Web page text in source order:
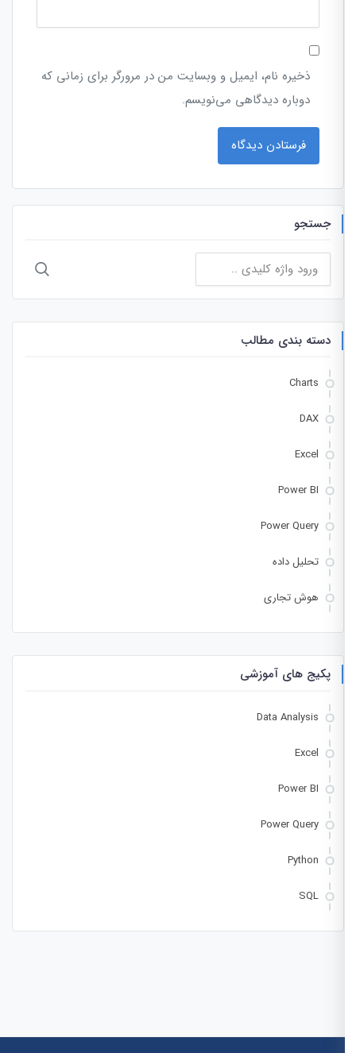
ذخیره نام، ایمیل و وبسایت من در مرورگر برای زمانی که
دوباره دیدگاهی می‌نویسم.
جستجو
جستجو
برای:
دسته بندی مطالب
Charts
DAX
Excel
Power BI
Power Query
تحلیل داده
هوش تجاری
پکیج های آموزشی
Data Analysis
Excel
Power BI
Power Query
Python
SQL